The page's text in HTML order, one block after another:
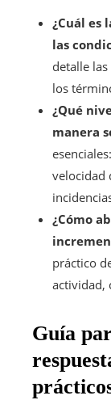
¿Cuál es
las
detalle
los
¿Qué
manera
velocidad
¿Cómo
práctico
actividad,
Guía